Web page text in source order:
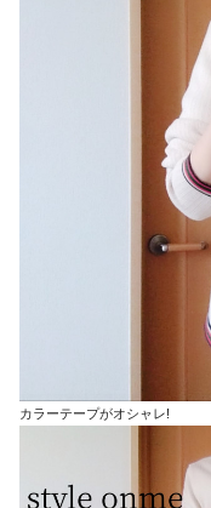
カラーテープがオシャレ!